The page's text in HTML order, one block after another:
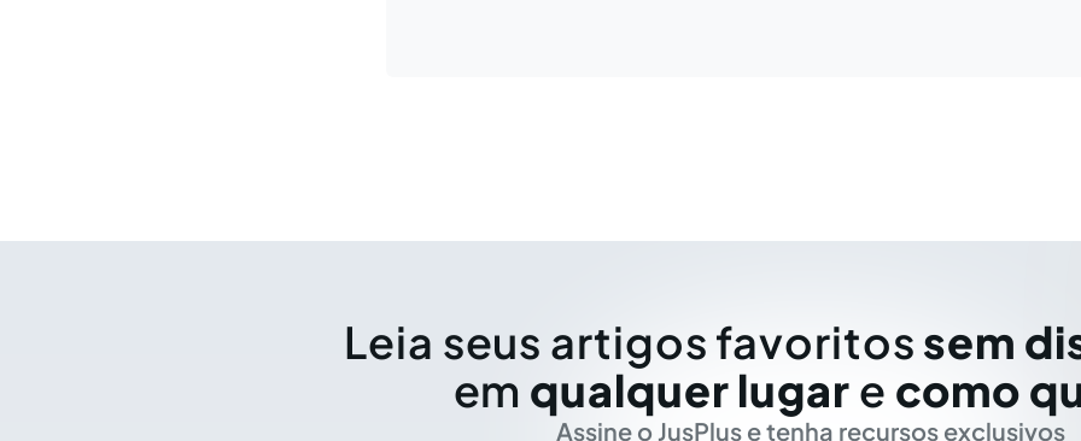
Leia seus artigos favoritos sem
em qualquer lugar e como
Assine o JusPlus e tenha recursos exclusivos